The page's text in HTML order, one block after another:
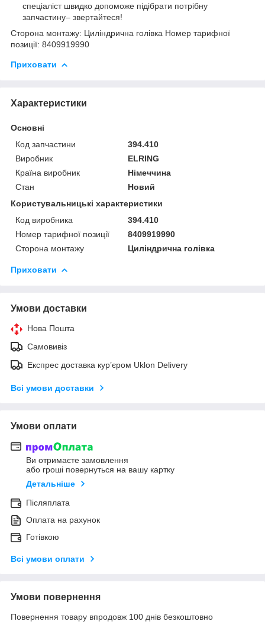
спеціаліст швидко допоможе підібрати потрібну
запчастину– звертайтеся!
Сторона монтажу: Циліндрична голівка Номер тарифної
позиції: 8409919990
Приховати
Характеристики
Основні
Код запчастини
394.410
Виробник
ELRING
Країна виробник
Німеччина
Стан
Новий
Користувальницькі характеристики
Код виробника
394.410
Номер тарифної позиції
8409919990
Сторона монтажу
Циліндрична голівка
Приховати
Умови доставки
Нова Пошта
Самовивіз
Експрес доставка кур’єром Uklon Delivery
Всі умови доставки
Умови оплати
Ви отримаєте замовлення
або гроші повернуться на вашу картку
Детальніше
Післяплата
Оплата на рахунок
Готівкою
Всі умови оплати
Умови повернення
Повернення товару впродовж 100 днів безкоштовно